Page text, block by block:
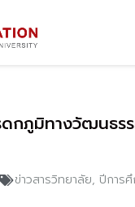
ดกภูมิทางวัฒนธร
ข่าวสารวิทยาลัย, ปีการศึ